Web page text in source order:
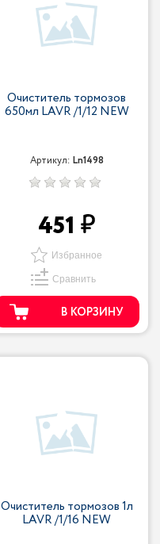
Очиститель тормозов
650мл LAVR /1/12 NEW
Артикул: Ln1498
451
Избранное
Сравнить
В КОРЗИНУ
Очиститель тормозов 1л
LAVR /1/16 NEW